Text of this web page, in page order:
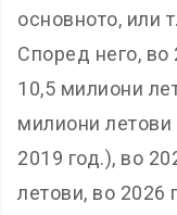
основното, или
Според него, во
10,5 милиони
милиони
2019 год.), во
летови, во 2026